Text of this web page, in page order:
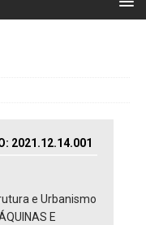
2021.12.14.001
e Urbanismo
E